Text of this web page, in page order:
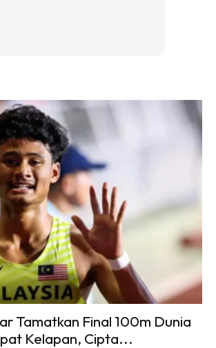
crunch dengan baik. Jom ayuh kita
Ads
mulakan dengan berbaring di atas
Tamatkan Final 100m Dunia
Kelapan, Cipta...